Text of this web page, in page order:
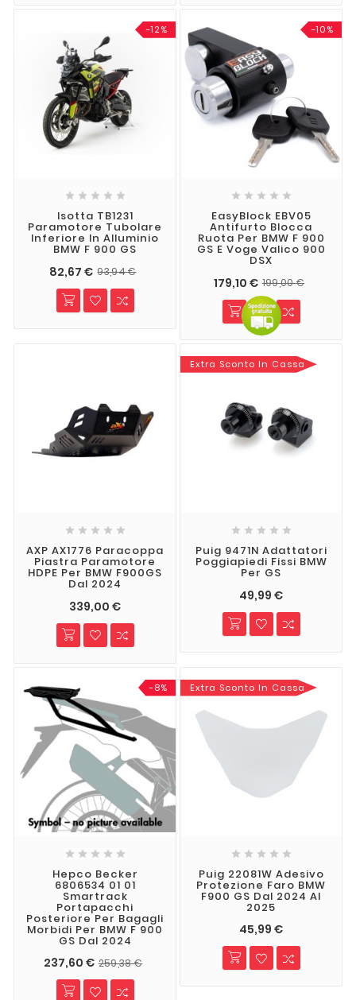
-12%
    
Isotta TB1231
Paramotore Tubolare
Inferiore In Alluminio
BMW F 900 GS
82,67 € 93,94 €
-10%
    
EasyBlock EBV05
Antifurto Blocca
Ruota Per BMW F 900
GS E Voge Valico 900
DSX
179,10 € 199,00 €
    
AXP AX1776 Paracoppa
Piastra Paramotore
HDPE Per BMW F900GS
Dal 2024
339,00 €
Extra Sconto In Cassa
    
Puig 9471N Adattatori
Poggiapiedi Fissi BMW
Per GS
49,99 €
-8%
    
Hepco Becker
6806534 01 01
Smartrack
Portapacchi
Posteriore Per Bagagli
Morbidi Per BMW F 900
GS Dal 2024
237,60 € 259,38 €
Extra Sconto In Cassa
    
Puig 22081W Adesivo
Protezione Faro BMW
F900 GS Dal 2024 Al
2025
45,99 €